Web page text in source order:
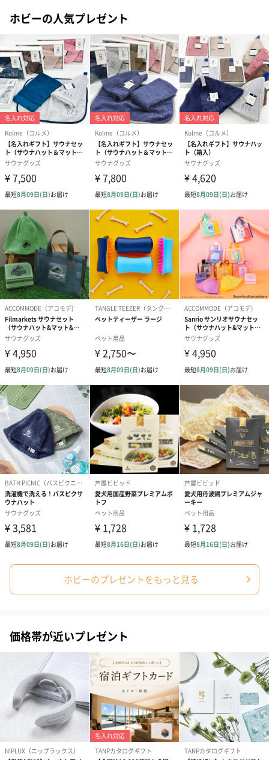
が予めご了承ください。
ゴルフがお好きな方へ
PuttOUTのパターマットは、ゴルフの上達を願うすべてのプレイ
ヤーに最適なギフトです。家庭で気軽に楽しめるこのトレーナー
は、練習をより有意義で楽しいものに変えることでしょう。父の
日や特別な記念日、昇進や栄転祝いなど、ゴルフ愛好家への贈り
物として最適です。
「PuttOUT（パットアウト）」
PuttOUT（パットアウト）は「パター練習を魅力的で楽しいもの
にし、
多くのゴルファーに上達しながらゴルフそのものを楽しんでもら
いたい」という想いから誕生しました。
プレッシャーパットトレーナーの成功をきっかけに、パターマッ
トやデビルボールなど革新的な製品を開発し
より楽しく、よりハイレベルなパター練習を提供してきました。
現在では全世界で500,000台販売されるほどもっとも人気なゴルフ
練習器具の1つになっています。
商品詳細情報
商品サイズ
【スリム】
25cm×240cm
【ミディアム】
50cm×240cm
【ラージ】
67cm×360cm
２：お子様がお口にしないように注意してください。
ホビーの人気プレゼント
ホビーのプレゼントをもっと見る
価格帯が近いプレゼント